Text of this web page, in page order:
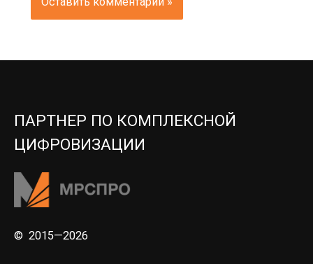
ПАРТНЕР ПО КОМПЛЕКСНОЙ
ЦИФРОВИЗАЦИИ
© 2015—2026